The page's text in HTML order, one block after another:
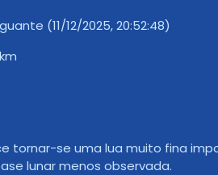
(11/12/2025, 20:52:48)
tornar-se uma lua muito fina
lunar menos observada.